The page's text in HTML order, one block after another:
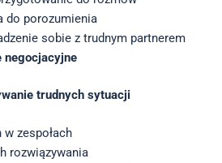
do porozumienia
sobie z trudnym partnerem
negocjacyjne
trudnych sytuacji
zespołach
rozwiązywania